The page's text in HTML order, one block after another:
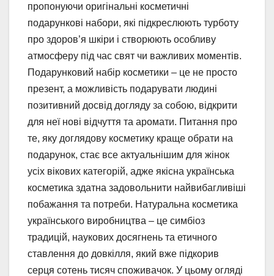
пропонуючи оригінальні косметичні
подарункові набори, які підкреслюють турботу
про здоров’я шкіри і створюють особливу
атмосферу під час свят чи важливих моментів.
Подарунковий набір косметики – це не просто
презент, а можливість подарувати людині
позитивний досвід догляду за собою, відкрити
для неї нові відчуття та аромати. Питання про
те, яку доглядову косметику краще обрати на
подарунок, стає все актуальнішим для жінок
усіх вікових категорій, адже якісна українська
косметика здатна задовольнити найвибагливіші
побажання та потреби. Натуральна косметика
українського виробництва – це симбіоз
традицій, наукових досягнень та етичного
ставлення до довкілля, який вже підкорив
серця сотень тисяч споживачок. У цьому огляді